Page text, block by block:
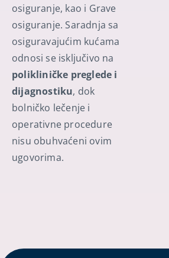
osiguranje, kao i Grave
osiguranje. Saradnja sa
osiguravajućim kućama
odnosi se isključivo na
polikliničke preglede i
dijagnostiku, dok
bolničko lečenje i
operativne procedure
nisu obuhvaćeni ovim
ugovorima.